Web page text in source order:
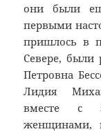
они были
первыми
пришлось в
Севере, были
Петровна
Лидия
вместе с
женщинами,